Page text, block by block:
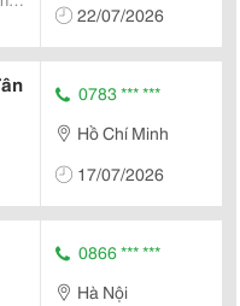
22/07/2026
0783 *** ***
Hồ Chí Minh
17/07/2026
0866 *** ***
Hà Nội